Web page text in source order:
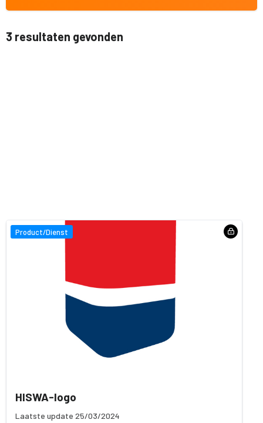
3 resultaten gevonden
Product/Dienst
HISWA-logo
Laatste update 25/03/2024